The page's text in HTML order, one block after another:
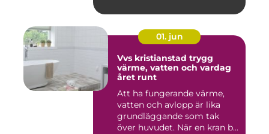
01. jun
Vvs kristianstad trygg
värme, vatten och vardag
året runt
Att ha fungerande värme,
vatten och avlopp är lika
grundläggande som tak
över huvudet. När en kran b...